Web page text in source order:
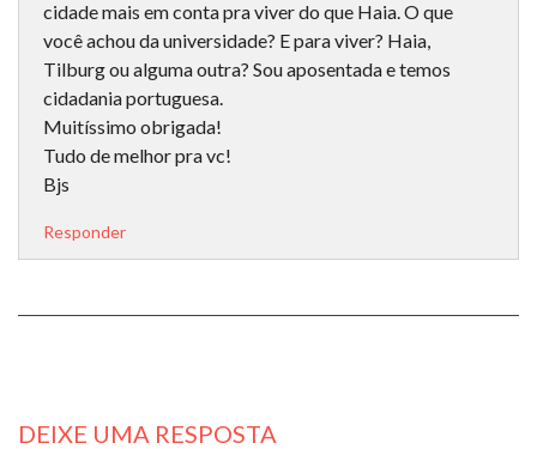
cidade mais em conta pra viver do que Haia. O que
você achou da universidade? E para viver? Haia,
Tilburg ou alguma outra? Sou aposentada e temos
cidadania portuguesa.
Muitíssimo obrigada!
Tudo de melhor pra vc!
Bjs
Responder
DEIXE UMA RESPOSTA